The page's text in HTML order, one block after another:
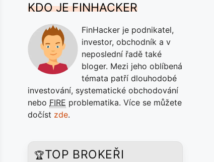
KDO JE FINHACKER
FinHacker je podnikatel,
investor, obchodník a v
neposlední řadě také
bloger. Mezi jeho oblíbená
témata patří dlouhodobé
investování, systematické obchodování
nebo FIRE problematika. Více se můžete
dočíst zde.
🏆TOP BROKEŘI